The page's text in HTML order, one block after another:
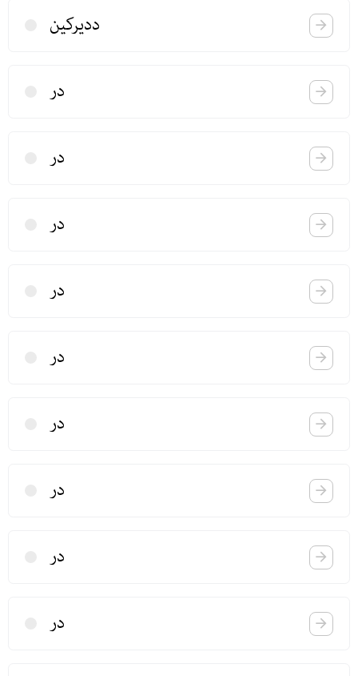
ددیركین
در
در
در
در
در
در
در
در
در